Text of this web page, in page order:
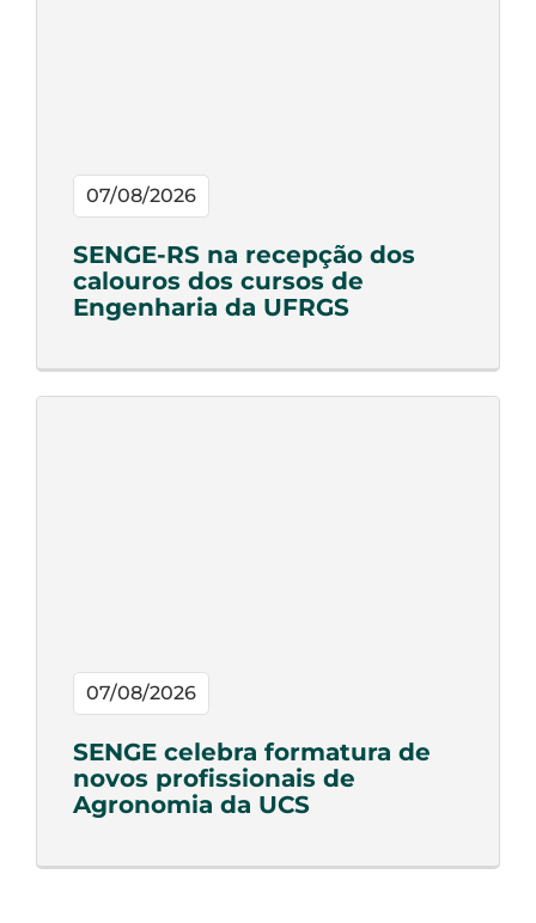
07/08/2026
SENGE-RS na recepção dos
calouros dos cursos de
Engenharia da UFRGS
07/08/2026
SENGE celebra formatura de
novos profissionais de
Agronomia da UCS